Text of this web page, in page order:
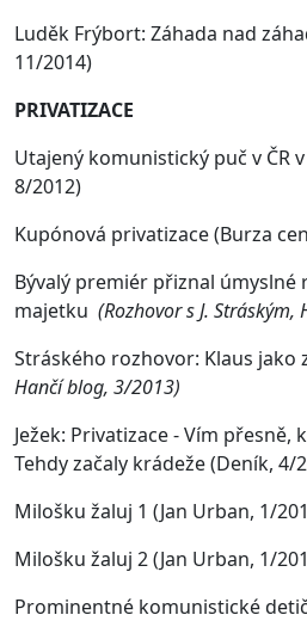
Luděk Frýbort: Záhada nad
11/2014)
PRIVATIZACE
Utajený komunistický puč v ČR
8/2012)
Kupónová privatizace(Burza
Bývalý premiér přiznal
majetku (Rozhovor s J. Stráským,
Stráského rozhovor: Klaus jako
Hančí blog, 3/2013)
Ježek: Privatizace - Vím
Tehdy začaly krádeže (Deník, 4/
Milošku žaluj 1 (Jan Urban, 1/
Milošku žaluj 2(Jan Urban, 1/
Prominentné komunistické